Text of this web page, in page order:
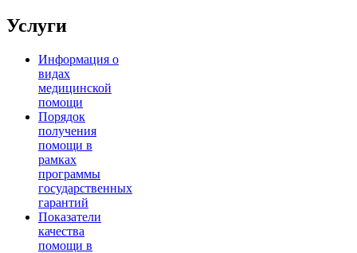
Услуги
Информация о
видах
медицинской
помощи
Порядок
получения
помощи в
рамках
программы
государственных
гарантий
Показатели
качества
помощи в